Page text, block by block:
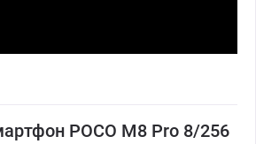
POCO M8 Pro 8/256